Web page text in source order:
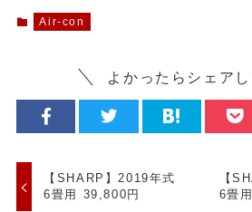
Air-con
よかったらシェアし
【SHARP】2019年式
6畳用 39,800円
【
6畳